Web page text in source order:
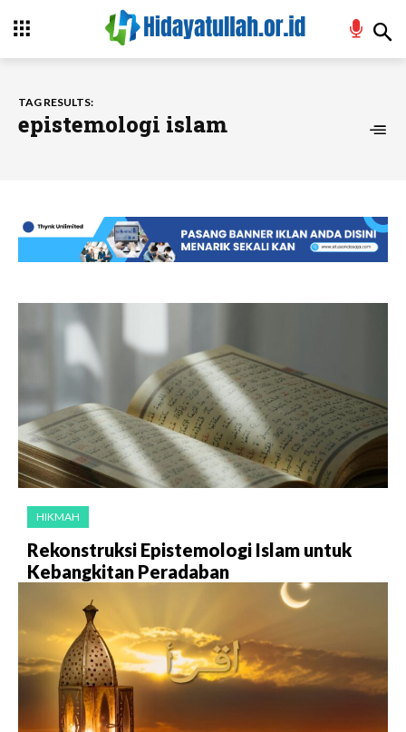
TAG RESULTS:
epistemologi islam
HIKMAH
Rekonstruksi Epistemologi Islam untuk
Kebangkitan Peradaban